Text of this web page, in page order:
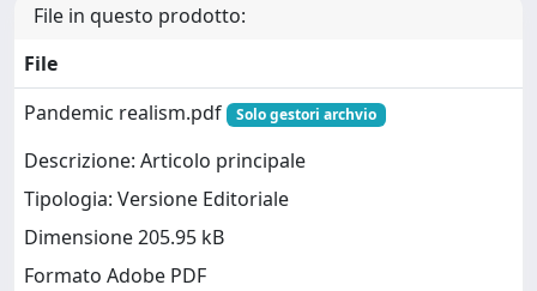
File in questo prodotto:
File
Pandemic realism.pdf
Solo gestori archvio
Descrizione: Articolo principale
Tipologia: Versione Editoriale
Dimensione 205.95 kB
Formato Adobe PDF